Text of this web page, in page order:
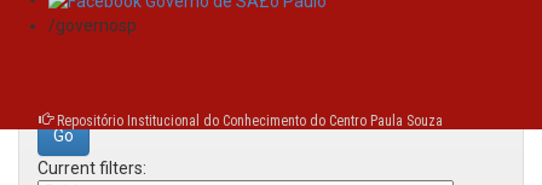
/governosp
Repositório Institucional do Conhecimento do Centro Paula Souza
Search:
Current filters: